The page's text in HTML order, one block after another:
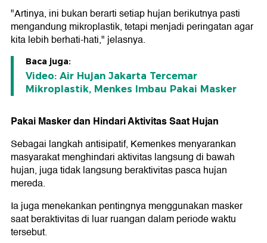
"Artinya, ini bukan berarti setiap hujan berikutnya pasti
mengandung mikroplastik, tetapi menjadi peringatan agar
kita lebih berhati-hati," jelasnya.
Baca juga:
Video: Air Hujan Jakarta Tercemar
Mikroplastik, Menkes Imbau Pakai Masker
Pakai Masker dan Hindari Aktivitas Saat Hujan
Sebagai langkah antisipatif, Kemenkes menyarankan
masyarakat menghindari aktivitas langsung di bawah
hujan, juga tidak langsung beraktivitas pasca hujan
mereda.
Ia juga menekankan pentingnya menggunakan masker
saat beraktivitas di luar ruangan dalam periode waktu
tersebut.